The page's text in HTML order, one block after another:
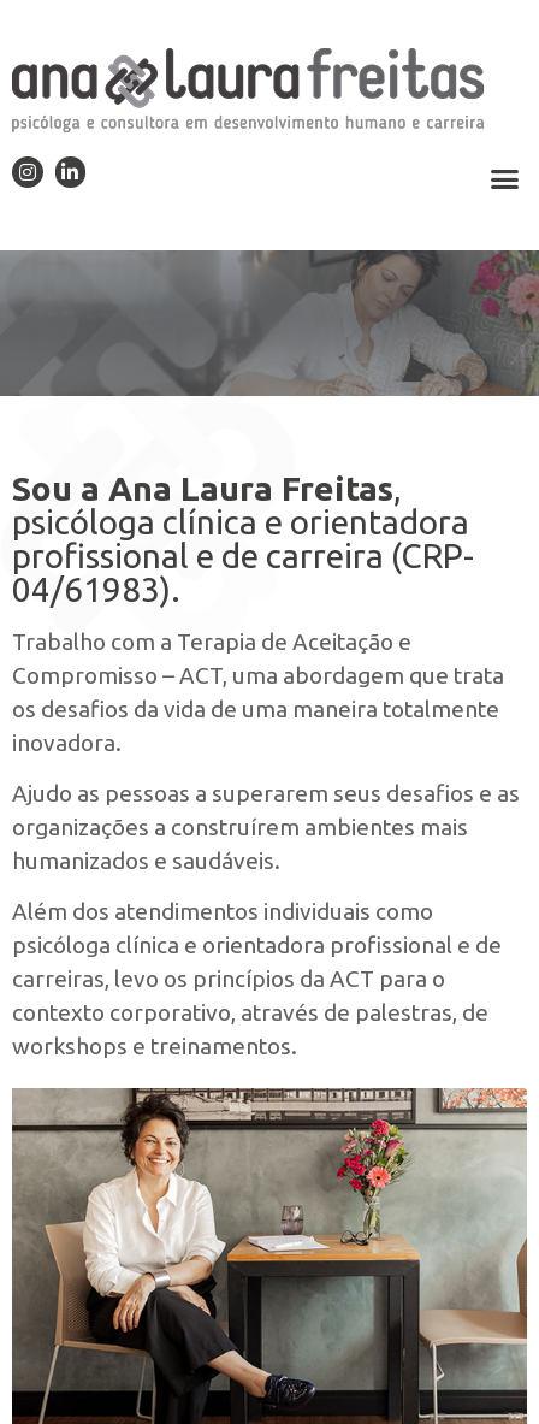
Sou a Ana Laura Freitas,
psicóloga clínica e orientadora
profissional e de carreira (CRP-
04/61983).
Trabalho com a Terapia de Aceitação e
Compromisso – ACT, uma abordagem que trata
os desafios da vida de uma maneira totalmente
inovadora.
Ajudo as pessoas a superarem seus desafios e as
organizações a construírem ambientes mais
humanizados e saudáveis.
Além dos atendimentos individuais como
psicóloga clínica e orientadora profissional e de
carreiras, levo os princípios da ACT para o
contexto corporativo, através de palestras, de
workshops e treinamentos.